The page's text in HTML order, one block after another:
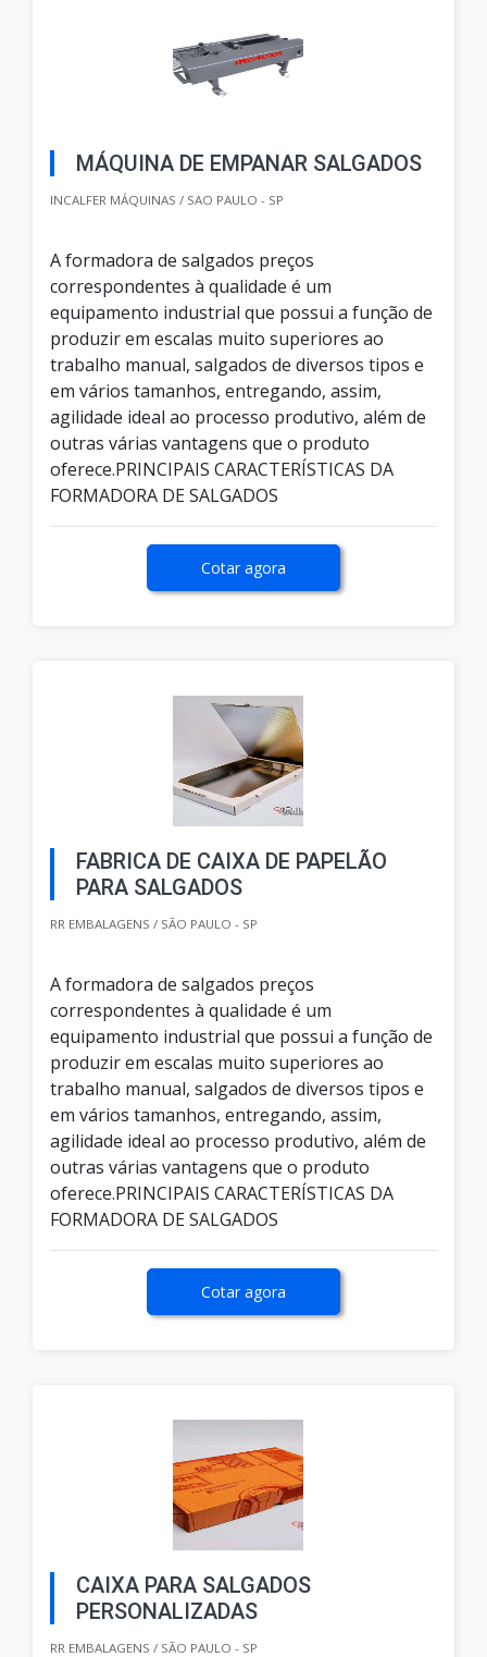
MÁQUINA DE EMPANAR SALGADOS
INCALFER MÁQUINAS / SAO PAULO - SP
A formadora de salgados preços
correspondentes à qualidade é um
equipamento industrial que possui a função de
produzir em escalas muito superiores ao
trabalho manual, salgados de diversos tipos e
em vários tamanhos, entregando, assim,
agilidade ideal ao processo produtivo, além de
outras várias vantagens que o produto
oferece.PRINCIPAIS CARACTERÍSTICAS DA
FORMADORA DE SALGADOS
Cotar agora
FABRICA DE CAIXA DE PAPELÃO
PARA SALGADOS
RR EMBALAGENS / SÃO PAULO - SP
A formadora de salgados preços
correspondentes à qualidade é um
equipamento industrial que possui a função de
produzir em escalas muito superiores ao
trabalho manual, salgados de diversos tipos e
em vários tamanhos, entregando, assim,
agilidade ideal ao processo produtivo, além de
outras várias vantagens que o produto
oferece.PRINCIPAIS CARACTERÍSTICAS DA
FORMADORA DE SALGADOS
Cotar agora
CAIXA PARA SALGADOS
PERSONALIZADAS
RR EMBALAGENS / SÃO PAULO - SP